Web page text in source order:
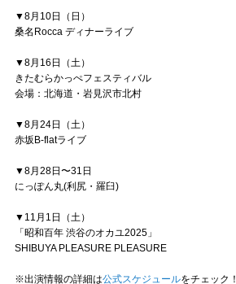
▼8月10日（日）
桑名Rocca ディナーライブ
▼8月16日（土）
きたむらかっぺフェスティバル
会場：北海道・岩見沢市北村
▼8月24日（土）
赤坂B-flatライブ
▼8月28日〜31日
にっぽん丸(利尻・羅臼)
▼11月1日（土）
「昭和百年 渋谷のオカユ2025」
SHIBUYA PLEASURE PLEASURE
※出演情報の詳細は公式スケジュールをチェック！